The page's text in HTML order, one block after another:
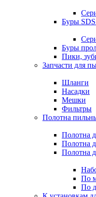
Буры
Буры
Пики,
Запчасти для
Шланги
Насадки
Мешки
Фильтры
Полотна
Полотна
Полотна
Полотна
По
По